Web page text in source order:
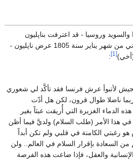
والسويد وروسيا - قد اعترفت بناپليون
كإمبراطور للفرنسيين وخاطبه بعض الملوك بكلمة أخي وفي الثاني من شهر يناير سنة 1805 عرض ناپليون -
[1]
:
لأتبوأ عرش فرنسا فقد تأكَّد لي شعوري
ربما ناضلا طوال قرون، لكن هل أدّت
الدماء الغزيرة التي أُريقت عبثاً بغير
في هذا الأمر (طلب السلام) ولديَّ فيما أظن
رغبتي الكامنة في قلبي ولم تكن أبداً
السعادة بإقرار السلام في العالم.. ولن
والعقل، فإذا ضاعت هذه الفرصة